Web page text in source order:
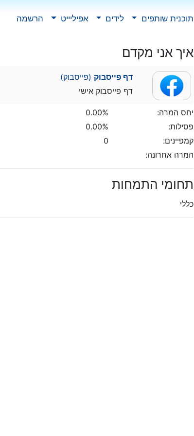
תוכנית שותפים לידים אפיליייט הרשמה
איך אני מקדם
דף פייסבוק (פייסבוק)
דף פייסבוק אישי
יחס המרה:
0.00%
פסילות:
0.00%
קמפיינים:
0
המרה אחרונה:
תחומי התמחות
כללי